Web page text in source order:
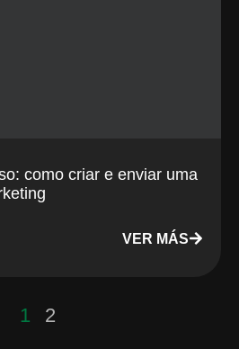
como criar e enviar uma
VER MÁS
1 2